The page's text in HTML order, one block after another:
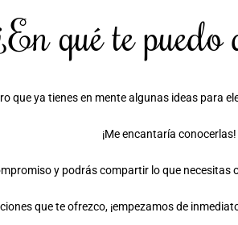
qué te
que ya tienes en mente algunas ideas para
¡Me encantaría conocerlas!
y podrás compartir lo que
que te ofrezco, ¡empezamos de